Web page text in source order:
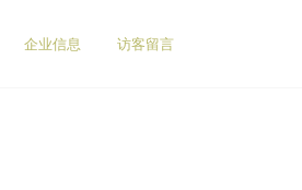
企业信息 访客留言